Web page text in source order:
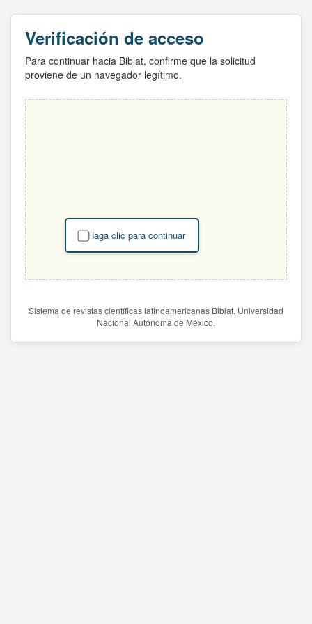
Verificación de acceso
Para continuar hacia Biblat, confirme que la solicitud
proviene de un navegador legítimo.
Haga clic para continuar
Sistema de revistas científicas latinoamericanas Biblat. Universidad
Nacional Autónoma de México.